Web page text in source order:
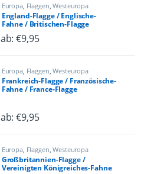
Europa, Flaggen ,Westeuropa
England-Flagge / Englische-
Fahne / Britischen-Flagge
ab:€9,95
Dieses Produkt weist mehrere
Europa, Flaggen ,Westeuropa
Frankreich-Flagge / Französische-
Fahne / France-Flagge
ab:€9,95
Dieses Produkt weist mehrere
Europa, Flaggen ,Westeuropa
Großbritannien-Flagge /
Vereinigten Königreiches-Fahne